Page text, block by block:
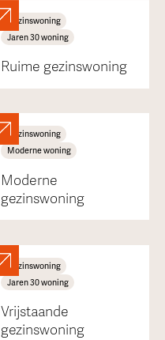
Gezinswoning
Jaren 30 woning
Ruime gezinswoning
Gezinswoning
Moderne woning
Moderne
gezinswoning
Gezinswoning
Jaren 30 woning
Vrijstaande
gezinswoning